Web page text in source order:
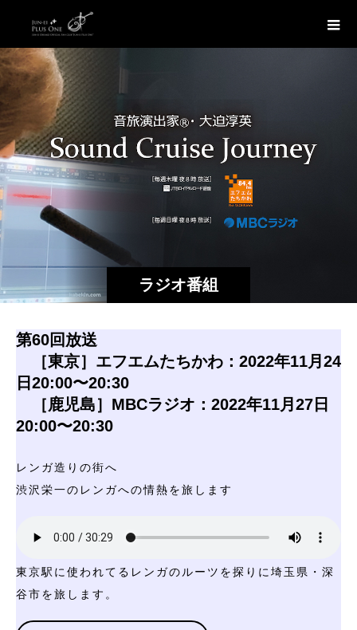
ラジオ番組
第60回放送
［東京］エフエムたちかわ：2022年11月24
日20:00〜20:30
［鹿児島］MBCラジオ：2022年11月27日
20:00〜20:30
レンガ造りの街へ
渋沢栄一のレンガへの情熱を旅します
東京駅に使われてるレンガのルーツを探りに埼玉県・深
谷市を旅します。